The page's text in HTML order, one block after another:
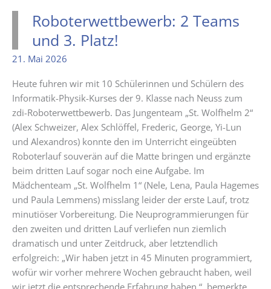
Roboterwettbewerb: 2 Teams
und 3. Platz!
21. Mai 2026
Heute fuhren wir mit 10 Schülerinnen und Schülern des
Informatik-Physik-Kurses der 9. Klasse nach Neuss zum
zdi-Roboterwettbewerb. Das Jungenteam „St. Wolfhelm 2“
(Alex Schweizer, Alex Schlöffel, Frederic, George, Yi-Lun
und Alexandros) konnte den im Unterricht eingeübten
Roboterlauf souverän auf die Matte bringen und ergänzte
beim dritten Lauf sogar noch eine Aufgabe. Im
Mädchenteam „St. Wolfhelm 1“ (Nele, Lena, Paula Hagemes
und Paula Lemmens) misslang leider der erste Lauf, trotz
minutiöser Vorbereitung. Die Neuprogrammierungen für
den zweiten und dritten Lauf verliefen nun ziemlich
dramatisch und unter Zeitdruck, aber letztendlich
erfolgreich: „Wir haben jetzt in 45 Minuten programmiert,
wofür wir vorher mehrere Wochen gebraucht haben, weil
wir jetzt die entsprechende Erfahrung haben.“, bemerkte